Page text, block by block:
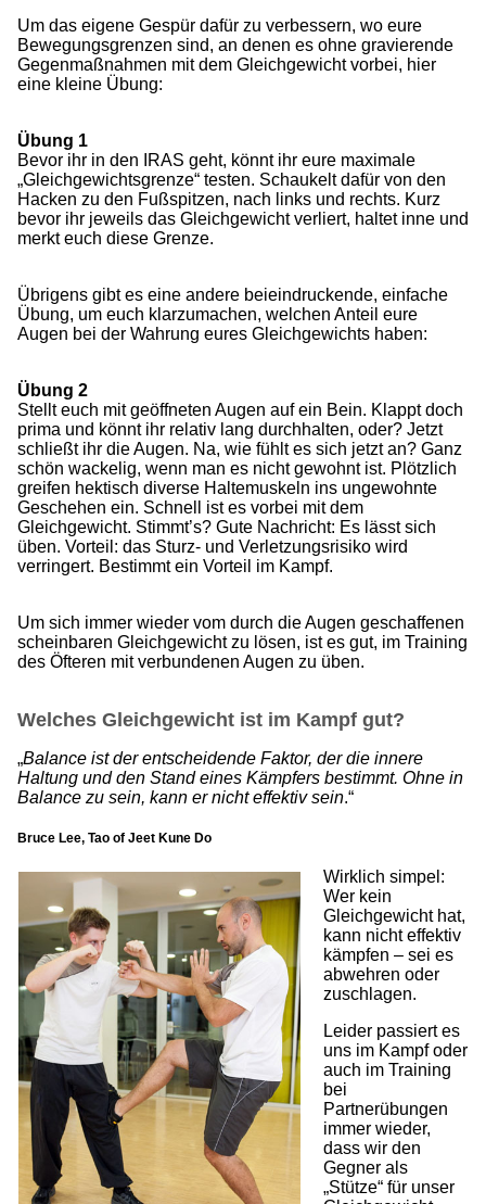
Um das eigene Gespür dafür zu verbessern, wo eure
Bewegungsgrenzen sind, an denen es ohne gravierende
Gegenmaßnahmen mit dem Gleichgewicht vorbei, hier
eine kleine Übung:
Übung 1
Bevor ihr in den IRAS geht, könnt ihr eure maximale
„Gleichgewichtsgrenze“ testen. Schaukelt dafür von den
Hacken zu den Fußspitzen, nach links und rechts. Kurz
bevor ihr jeweils das Gleichgewicht verliert, haltet inne und
merkt euch diese Grenze.
Übrigens gibt es eine andere beieindruckende, einfache
Übung, um euch klarzumachen, welchen Anteil eure
Augen bei der Wahrung eures Gleichgewichts haben:
Übung 2
Stellt euch mit geöffneten Augen auf ein Bein. Klappt doch
prima und könnt ihr relativ lang durchhalten, oder? Jetzt
schließt ihr die Augen. Na, wie fühlt es sich jetzt an? Ganz
schön wackelig, wenn man es nicht gewohnt ist. Plötzlich
greifen hektisch diverse Haltemuskeln ins ungewohnte
Geschehen ein. Schnell ist es vorbei mit dem
Gleichgewicht. Stimmt’s? Gute Nachricht: Es lässt sich
üben. Vorteil: das Sturz- und Verletzungsrisiko wird
verringert. Bestimmt ein Vorteil im Kampf.
Um sich immer wieder vom durch die Augen geschaffenen
scheinbaren Gleichgewicht zu lösen, ist es gut, im Training
des Öfteren mit verbundenen Augen zu üben.
Welches Gleichgewicht ist im Kampf gut?
„Balance ist der entscheidende Faktor, der die innere
Haltung und den Stand eines Kämpfers bestimmt. Ohne in
Balance zu sein, kann er nicht effektiv sein.“
Bruce Lee, Tao of Jeet Kune Do
Wirklich simpel:
Wer kein
Gleichgewicht hat,
kann nicht effektiv
kämpfen – sei es
abwehren oder
zuschlagen.
Leider passiert es
uns im Kampf oder
auch im Training
bei
Partnerübungen
immer wieder,
dass wir den
Gegner als
„Stütze“ für unser